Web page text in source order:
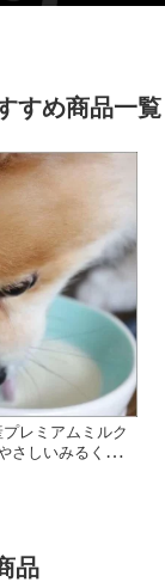
すめ商品一覧
プレミアムミルク
さしいみるく」 3
たり約222円）
乳糖分解酵素
品